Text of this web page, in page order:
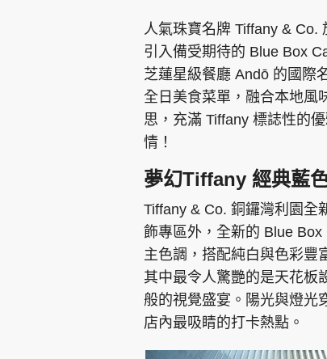
人氣珠寶名牌 Tiffany & Co.
引入備受期待的 Blue Box
芝蓮星級餐廳 Andō 的國際
全日美食菜單，融合本地風
思，充滿 Tiffany 標誌性的
情！
夢幻Tiffany 經典藍
Tiffany & Co. 銅鑼灣利園全
飾專區外，全新的 Blue
主色調，搭配純白與色彩豐
其中最令人驚艷的是天花板
般的視覺盛宴。陽光與燈光
店內最吸睛的打卡熱點。